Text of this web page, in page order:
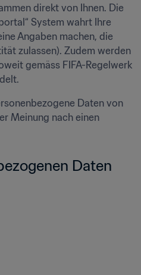
direkt von Ihnen. Die
System wahrt Ihre
Angaben machen, die
zulassen). Zudem werden
gemäss FIFA-Regelwerk
Daten von
Meinung nach einen
Daten